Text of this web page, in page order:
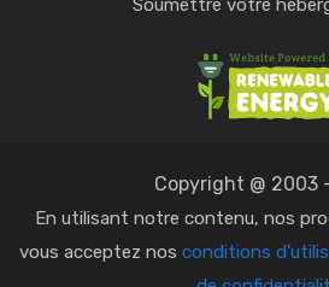
Soumettre votre
Copyright @ 2003
En utilisant notre contenu, nos
vous acceptez nos conditions